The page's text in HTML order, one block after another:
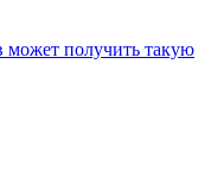
может получить такую